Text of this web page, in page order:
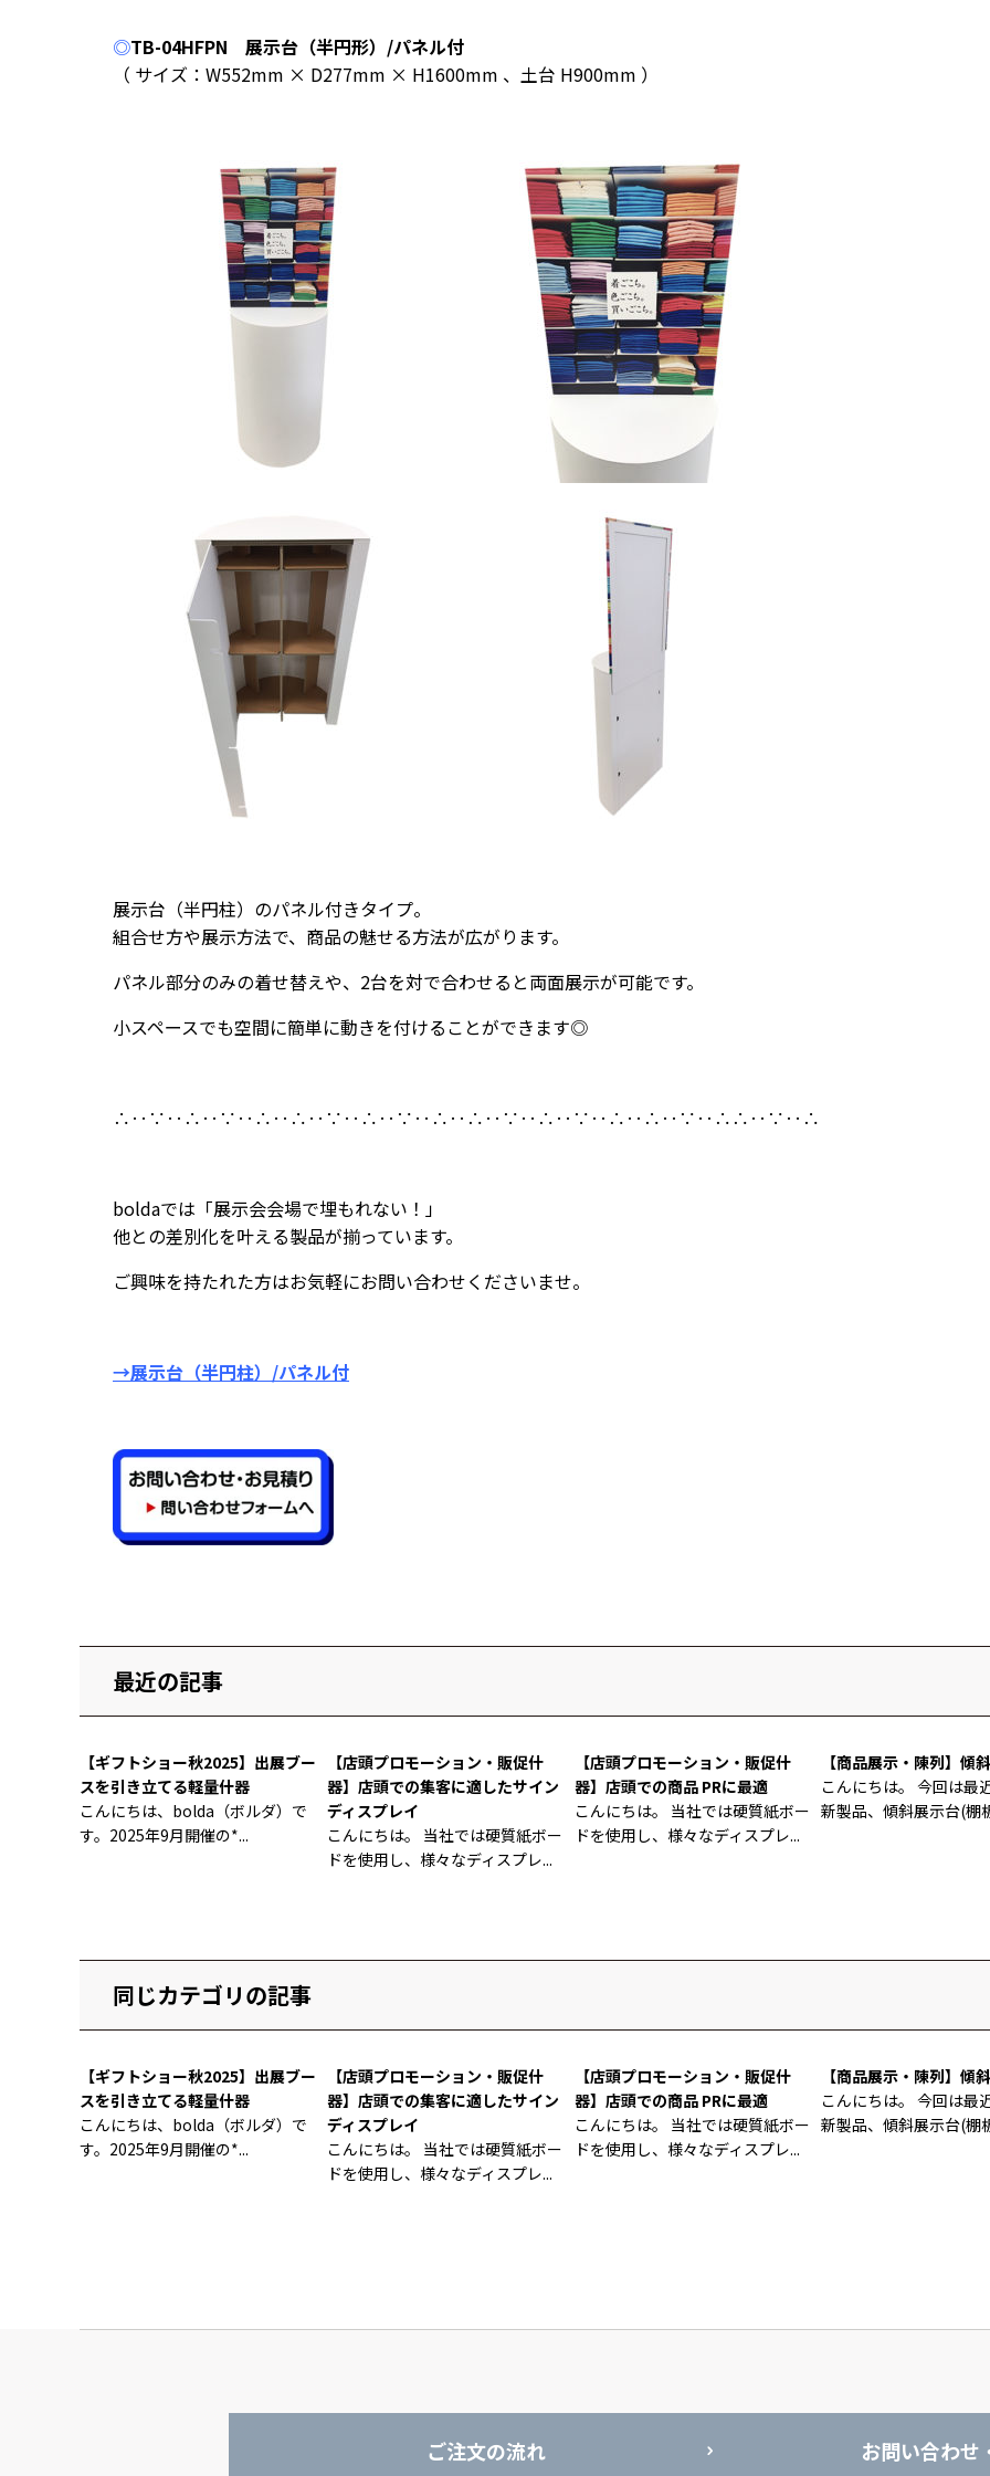
◎TB-04HFPN 展示台（半円形）/パネル付
（ サイズ：W552mm × D277mm × H1600mm 、土台 H900mm ）
展示台（半円柱）のパネル付きタイプ。
組合せ方や展示方法で、商品の魅せる方法が広がります。
パネル部分のみの着せ替えや、2台を対で合わせると両面展示が可能です。
小スペースでも空間に簡単に動きを付けることができます◎
∴‥∵‥∴‥∵‥∴‥∴‥∵‥∴‥∵‥∴‥∴‥∵‥∴‥∵‥∴‥∴‥∵‥∴∴‥∵‥∴
boldaでは「展示会会場で埋もれない！」
他との差別化を叶える製品が揃っています。
ご興味を持たれた方はお気軽にお問い合わせくださいませ。
→展示台（半円柱）/パネル付
最近の記事
【ギフトショー秋2025】出展ブー
スを引き立てる軽量什器
こんにちは、bolda（ボルダ）で
す。2025年9月開催の*...
【店頭プロモーション・販促什
器】店頭での集客に適したサイン
ディスプレイ
こんにちは。 当社では硬質紙ボー
ドを使用し、様々なディスプレ...
【店頭プロモーション・販促什
器】店頭での商品 PRに最適
こんにちは。 当社では硬質紙ボー
ドを使用し、様々なディスプレ...
【商品展示・陳列】傾
こんにちは。 今回は最
新製品、傾斜展示台(棚
同じカテゴリの記事
【ギフトショー秋2025】出展ブー
スを引き立てる軽量什器
こんにちは、bolda（ボルダ）で
す。2025年9月開催の*...
【店頭プロモーション・販促什
器】店頭での集客に適したサイン
ディスプレイ
こんにちは。 当社では硬質紙ボー
ドを使用し、様々なディスプレ...
【店頭プロモーション・販促什
器】店頭での商品 PRに最適
こんにちは。 当社では硬質紙ボー
ドを使用し、様々なディスプレ...
【商品展示・陳列】傾
こんにちは。 今回は最
新製品、傾斜展示台(棚
ご注文の流れ お問い合わせ